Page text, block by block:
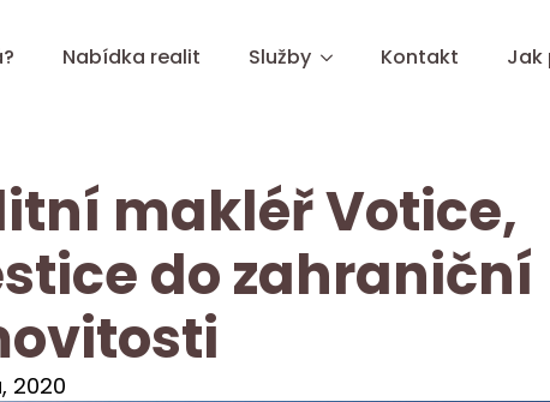
Nabídka realit Služby Kontakt Jak
makléř Votice,
do zahraniční
2020